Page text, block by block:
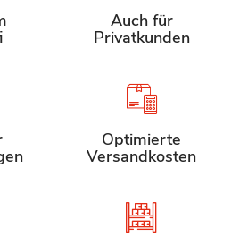
Auch für
Privatkunden
Optimierte
Versandkosten